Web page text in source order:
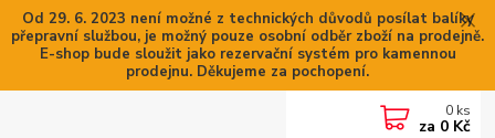
Od 29. 6. 2023 není možné z technických důvodů posílat balíky
přepravní službou, je možný pouze osobní odběr zboží na prodejně.
E-shop bude sloužit jako rezervační systém pro kamennou
prodejnu. Děkujeme za pochopení.
0 ks
za 0 Kč